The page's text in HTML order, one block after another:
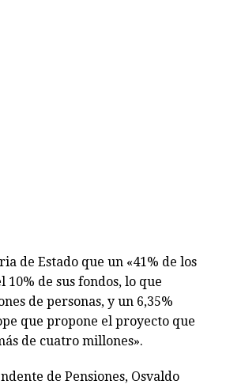
de Estado que un «41% de los
de sus fondos, lo que
de personas, y un 6,35%
que propone el proyecto que
de cuatro millones».
de Pensiones, Osvaldo